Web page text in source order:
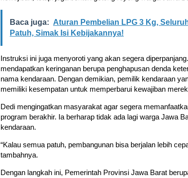
Baca juga: Aturan Pembelian LPG 3 Kg,
Patuh, Simak Isi Kebijakannya!
Instruksi ini juga menyoroti yang akan segera
mendapatkan keringanan berupa penghapusan denda
nama kendaraan. Dengan demikian, pemilik kendaraan
memiliki kesempatan untuk memperbarui kewajiban
Dedi mengingatkan masyarakat agar segera
program berakhir. Ia berharap tidak ada lagi warga Jawa
kendaraan.
“Kalau semua patuh, pembangunan bisa berjalan lebih
tambahnya.
Dengan langkah ini, Pemerintah Provinsi Jawa Barat